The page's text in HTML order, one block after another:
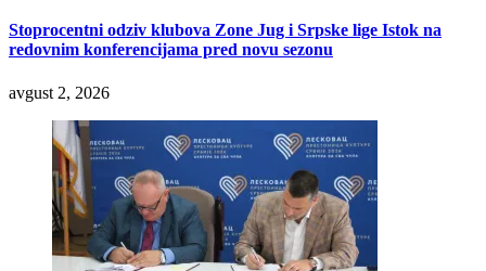
Stoprocentni odziv klubova Zone Jug i Srpske lige Istok na
redovnim konferencijama pred novu sezonu
avgust 2, 2026